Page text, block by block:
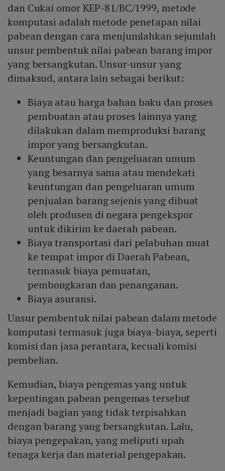
dan Cukai omor KEP-81/BC/1999, metode
komputasi adalah metode penetapan nilai
pabean dengan cara menjumlahkan sejumlah
unsur pembentuk nilai pabean barang impor
yang bersangkutan. Unsur-unsur yang
dimaksud, antara lain sebagai berikut:
Biaya atau harga bahan baku dan proses
pembuatan atau proses lainnya yang
dilakukan dalam memproduksi barang
impor yang bersangkutan.
Keuntungan dan pengeluaran umum
yang besarnya sama atau mendekati
keuntungan dan pengeluaran umum
penjualan barang sejenis yang dibuat
oleh produsen di negara pengekspor
untuk dikirim ke daerah pabean.
Biaya transportasi dari pelabuhan muat
ke tempat impor di Daerah Pabean,
termasuk biaya pemuatan,
pembongkaran dan penanganan.
Biaya asuransi.
Unsur pembentuk nilai pabean dalam metode
komputasi termasuk juga biaya-biaya, seperti
komisi dan jasa perantara, kecuali komisi
pembelian.
Kemudian, biaya pengemas yang untuk
kepentingan pabean pengemas tersebut
menjadi bagian yang tidak terpisahkan
dengan barang yang bersangkutan. Lalu,
biaya pengepakan, yang meliputi upah
tenaga kerja dan material pengepakan.